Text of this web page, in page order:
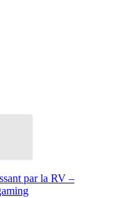
par la RV –